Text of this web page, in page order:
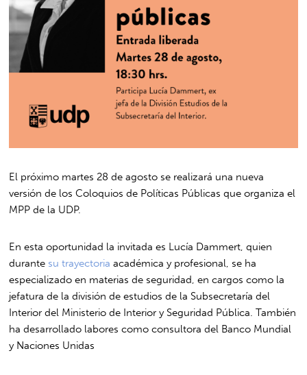
El próximo martes 28 de agosto se realizará una nueva
versión de los Coloquios de Políticas Públicas que organiza el
MPP de la UDP.
En esta oportunidad la invitada es Lucía Dammert, quien
durante su trayectoria académica y profesional, se ha
especializado en materias de seguridad, en cargos como la
jefatura de la división de estudios de la Subsecretaría del
Interior del Ministerio de Interior y Seguridad Pública. También
ha desarrollado labores como consultora del Banco Mundial
y Naciones Unidas